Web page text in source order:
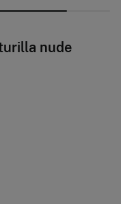
nude